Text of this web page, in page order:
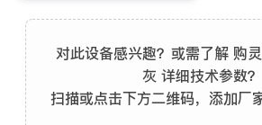
对此设备感兴趣？或需了解 购
灰 详细技术参数？
扫描或点击下方二维码，添加厂